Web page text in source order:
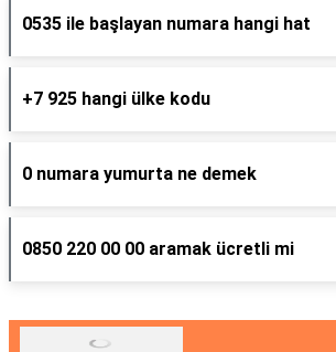
0535 ile başlayan numara hangi hat
+7 925 hangi ülke kodu
0 numara yumurta ne demek
0850 220 00 00 aramak ücretli mi